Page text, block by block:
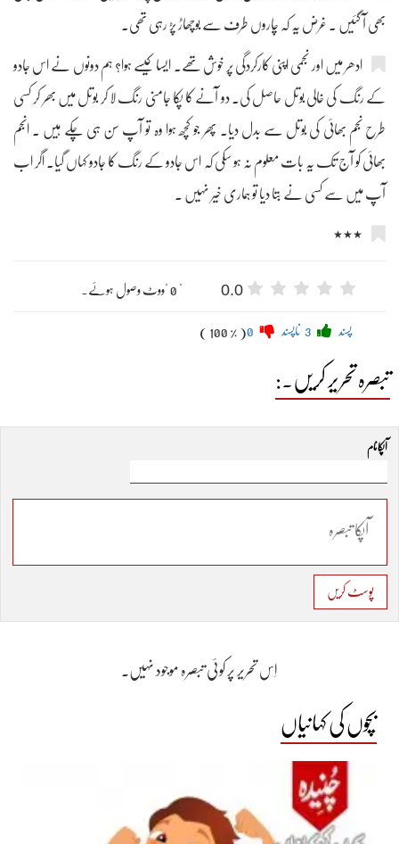
بھی آ گئیں ۔ غرض یہ کہ چاروں طرف سے بوچھاڑ پڑ رہی تھی۔
ادھر میں اور نجمی اپنی کارکردگی پر خوش تھے۔ ایسا کیسے ہوا؟ ہم دونوں نے اس جادو
کے رنگ کی خالی بوتل حاصل کی۔ دو آنے کا پکا جامنی رنگ لا کر بوتل میں بھر کر کسی
طرح نجم بھائی کی بوتل سے بدل دیا۔ پھر جو کچھ ہوا وہ تو آپ سن ہی چکے ہیں ۔ انجم
بھائی کو آج تک یہ بات معلوم نہ ہو سکی کہ اس جادو کے رنگ کا جادو کہاں گیا۔ اگر اب
آپ میں سے کسی نے بتا دیا تو ہماری خیر نہیں ۔
٭٭٭
0.0 " 0 "ووٹ وصول ہوئے۔
پسند ناپسند ( 100 % )
تبصرہ تحریر کریں۔:
آپکا نام
پوسٹ کریں
اِس تحریر پر کوئی تبصرہ موجود نہیں۔
بچوں کی کہانیاں